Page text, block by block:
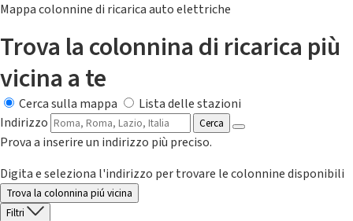
Mappa colonnine di ricarica auto elettriche
Trova la colonnina di ricarica più
vicina a te
Cerca sulla mappa
Lista delle stazioni
Indirizzo
Cerca
Prova a inserire un indirizzo più preciso.
Digita e seleziona l'indirizzo per trovare le colonnine disponibili
Trova la colonnina piú vicina
Filtri